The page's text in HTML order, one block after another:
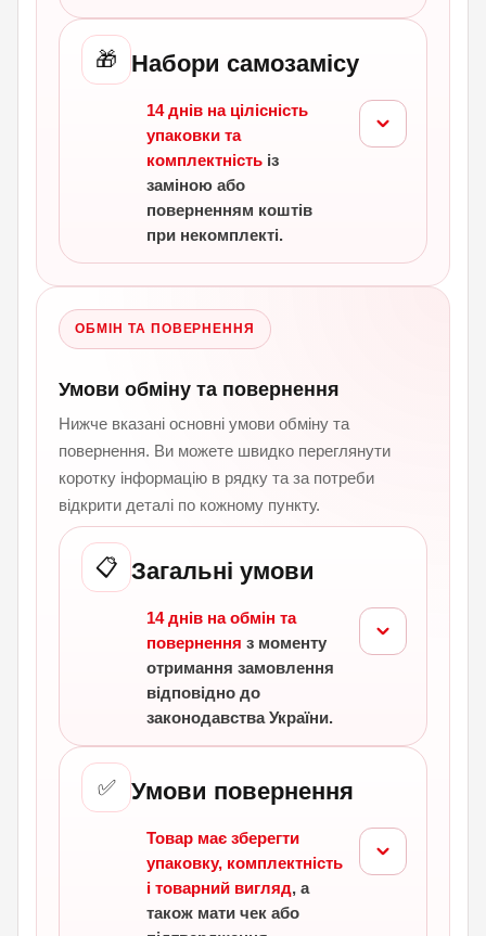
🎁 Набори самозамісу
14 днів на цілісність
упаковки та
комплектність із
заміною або
поверненням коштів
при некомплекті.
ОБМІН ТА ПОВЕРНЕННЯ
Умови обміну та повернення
Нижче вказані основні умови обміну та
повернення. Ви можете швидко переглянути
коротку інформацію в рядку та за потреби
відкрити деталі по кожному пункту.
📋 Загальні умови
14 днів на обмін та
повернення з моменту
отримання замовлення
відповідно до
законодавства України.
✅ Умови повернення
Товар має зберегти
упаковку, комплектність
і товарний вигляд, а
також мати чек або